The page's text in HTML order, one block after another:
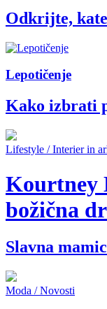
Odkrijte,
Lepotičenje
Kako izbrati
Lifestyle / Interier in
Kourtney
božična
Slavna
Moda / Novosti